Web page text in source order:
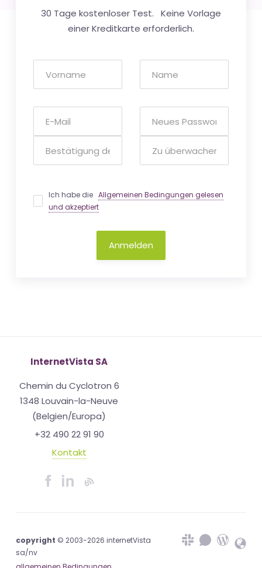
30 Tage kostenloser Test. Keine Vorlage
einer Kreditkarte erforderlich.
Ich habe dieAllgemeinen Bedingungen gelesen
und akzeptiert
Anmelden
InternetVista SA
Chemin du Cyclotron 6
1348 Louvain-la-Neuve
(Belgien/Europa)
+32 490 22 91 90
Kontakt
copyright © 2003-2026 internetVista
sa/nv